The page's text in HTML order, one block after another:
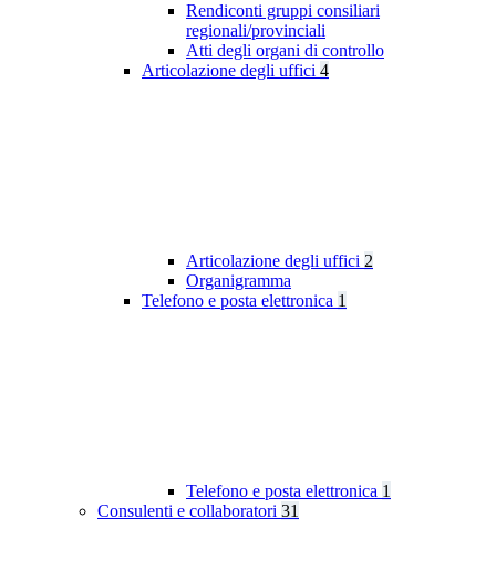
Rendiconti gruppi consiliari
regionali/provinciali
Atti degli organi di controllo
Articolazione degli uffici 4
Articolazione degli uffici 2
Organigramma
Telefono e posta elettronica 1
Telefono e posta elettronica 1
Consulenti e collaboratori 31